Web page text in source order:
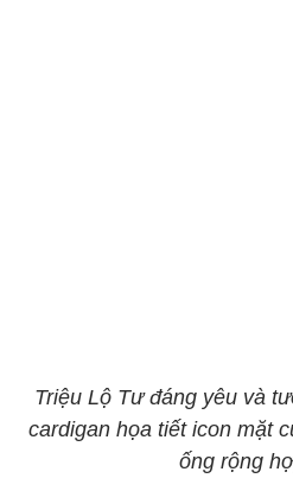
Triệu Lộ Tư đáng yêu và
cardigan họa tiết icon mặt
ống rộng